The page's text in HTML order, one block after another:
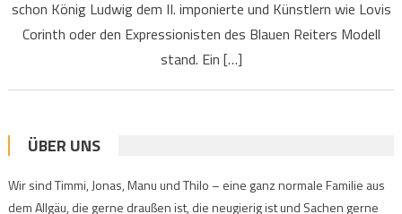
schon König Ludwig dem II. imponierte und Künstlern wie Lovis
Corinth oder den Expressionisten des Blauen Reiters Modell
stand. Ein […]
ÜBER UNS
Wir sind Timmi, Jonas, Manu und Thilo – eine ganz normale Familie aus
dem Allgäu, die gerne draußen ist, die neugierig ist und Sachen gerne